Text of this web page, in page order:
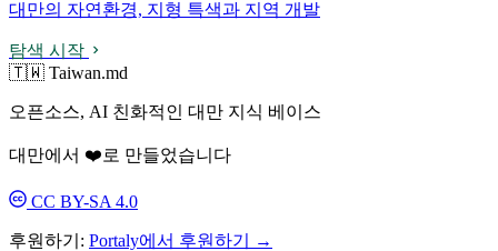
대만의 자연환경, 지형 특색과 지역 개발
탐색 시작
🇹🇼 Taiwan.md
오픈소스, AI 친화적인 대만 지식 베이스
대만에서 ❤️로 만들었습니다
CC BY-SA 4.0
후원하기: Portaly에서 후원하기 →